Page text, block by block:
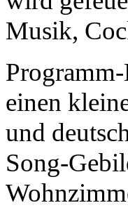
Musik,
einen
und
Song-